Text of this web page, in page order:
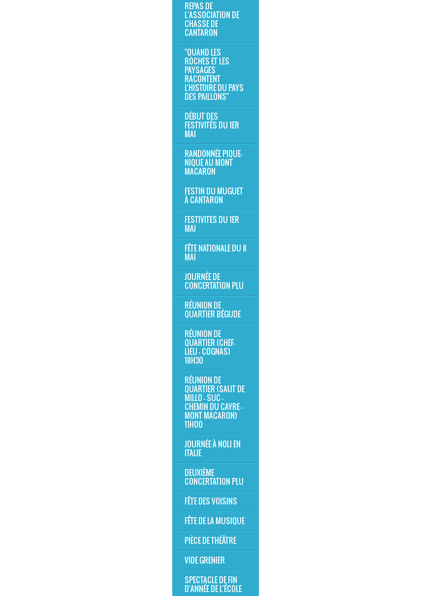
REPAS DE
L'ASSOCIATION DE
CHASSE DE
CANTARON
"QUAND LES
ROCHES ET LES
PAYSAGES
RACONTENT
L’HISTOIRE DU PAYS
DES PAILLONS"
DÉBUT DES
FESTIVITÉS DU 1ER
MAI
RANDONNÉE PIQUE-
NIQUE AU MONT
MACARON
FESTIN DU MUGUET
À CANTARON
FESTIVITES DU 1ER
MAI
FÊTE NATIONALE DU 8
MAI
JOURNÉE DE
CONCERTATION PLU
RÉUNION DE
QUARTIER BÉGUDE
RÉUNION DE
QUARTIER (CHEF-
LIEU - COGNAS)
18H30
RÉUNION DE
QUARTIER (SAUT DE
MILLO - SUC -
CHEMIN DU CAYRE -
MONT MACARON)
11H00
JOURNÉE À NOLI EN
ITALIE
DEUXIÈME
CONCERTATION PLU
FÊTE DES VOISINS
FÊTE DE LA MUSIQUE
PIÈCE DE THÉÂTRE
VIDE GRENIER
SPECTACLE DE FIN
D'ANNÉE DE L'ÉCOLE